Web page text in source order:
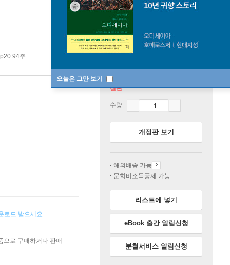
오늘은 그만 보기
94주
로드 받으세요.
으로 구매하거나 판매
절판
수량
개정판 보기
해외배송 가능
문화비소득공제 가능
리스트에 넣기
eBook 출간 알림신청
분철서비스 알림신청